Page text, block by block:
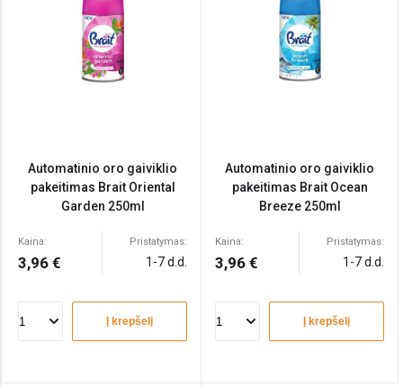
Automatinio oro gaiviklio
pakeitimas Brait Oriental
Garden 250ml
Kaina:
3,96 €
Pristatymas:
1-7 d.d.
Į krepšelį
Automatinio oro gaiviklio
pakeitimas Brait Ocean
Breeze 250ml
Kaina:
3,96 €
Pristatymas:
1-7 d.d.
Į krepšelį